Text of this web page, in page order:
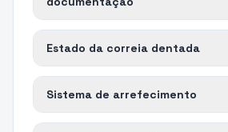
Estado da correia dentada
Sistema de arrefecimento